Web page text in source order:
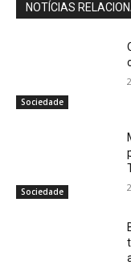
NOTÍCIAS
Sociedade
Sociedade